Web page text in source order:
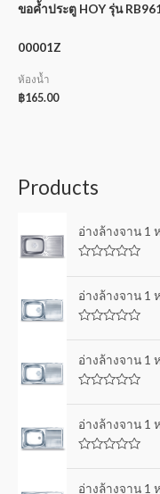
ขอค้ำประตู HOY รุ่น
00001Z
ห้องน้ำ
฿165.00
Products
อ่างล้างจาน 1
t
e
d
t
o
f
อ่างล้างจาน 1
t
e
d
t
o
f
อ่างล้างจาน 1
t
e
d
t
อ่างล้างจาน 1
tอ่างล้างจาน 1